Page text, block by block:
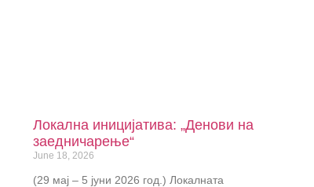
Локална иницијатива: „Денови на
заедничарење“
June 18, 2026
(29 мај – 5 јуни 2026 год.) Локалната